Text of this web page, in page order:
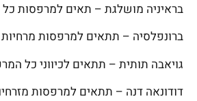
בראיניה מושלגת – תאים למרפסות כל
ברונפלסיה – תתאים למרפסות מרחיות
גויאבה תותית – תתאים לכיווני כל
דודונאה דנה – תתאים למרפסות